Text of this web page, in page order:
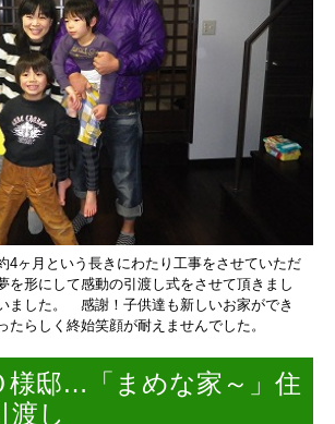
4ヶ月という長きにわたり工事をさせていただ
を形にして感動の引渡し式をさせて頂きまし
ました。 感謝！ 子供達も新しいお家ができ
たらしく 終始笑顔が耐えませんでした。
様邸…「まめな家～」住
渡し